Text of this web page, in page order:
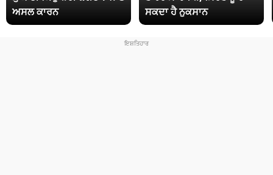
ਅਸਲ ਕਾਰਨ
ਸਕਦਾ ਹੈ ਨੁਕਸਾਨ